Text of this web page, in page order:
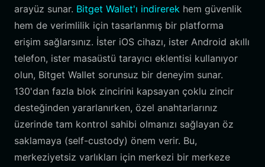
arayüz sunar. Bitget Wallet'ı indirerek hem güvenlik
hem de verimlilik için tasarlanmış bir platforma
erişim sağlarsınız. İster iOS cihazı, ister Android akıllı
telefon, ister masaüstü tarayıcı eklentisi kullanıyor
olun, Bitget Wallet sorunsuz bir deneyim sunar.
130'dan fazla blok zincirini kapsayan çoklu zincir
desteğinden yararlanırken, özel anahtarlarınız
üzerinde tam kontrol sahibi olmanızı sağlayan öz
saklamaya (self-custody) önem verir. Bu,
merkeziyetsiz varlıkları için merkezi bir merkeze